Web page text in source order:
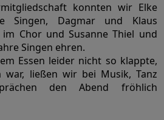
konnten wir Elke
Singen, Dagmar und Klaus
im Chor und Susanne Thiel und
Singen ehren.
Essen leider nicht so klappte,
war, ließen wir bei Musik, Tanz
den Abend fröhlich